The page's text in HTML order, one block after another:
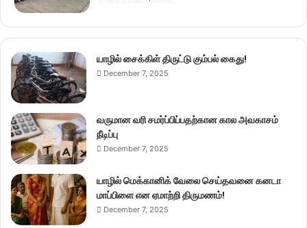
யாழில் சைக்கிள் திருட்டு கும்பல் கைது!
December 7, 2025
வருமான வரி சமர்ப்பிப்பதற்கான கால அவகாசம்
நீடிப்பு
December 7, 2025
யாழில் மெக்கானிக் வேலை செய்தவனை கனடா
மாப்பிளை என ஏமாற்றி திருமணம்!
December 7, 2025